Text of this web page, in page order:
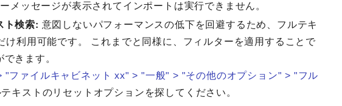
メッセージが表示されてインポートは実行できません。
ト検索: 意図しないパフォーマンスの低下を回避するため、フルテキ
け利用可能です。 これまでと同様に、フィルターを適用することで
きます。
ファイルキャビネット xx" > "一般" > "その他のオプション" > "フル
キストのリセットオプションを探してください。